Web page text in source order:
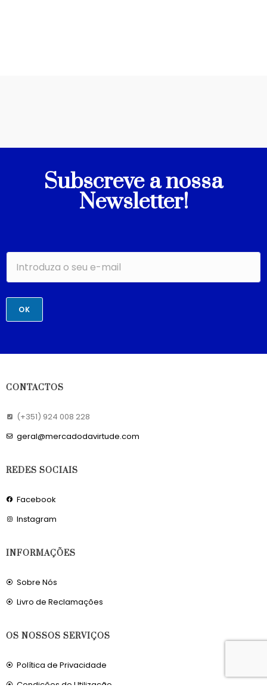
Subscreve a nossa
Newsletter!
OK
CONTACTOS
(+351) 924 008 228
geral@mercadodavirtude.com
REDES SOCIAIS
Facebook
Instagram
INFORMAÇÕES
Sobre Nós
Livro de Reclamações
OS NOSSOS SERVIÇOS
Política de Privacidade
Condições de Utilização